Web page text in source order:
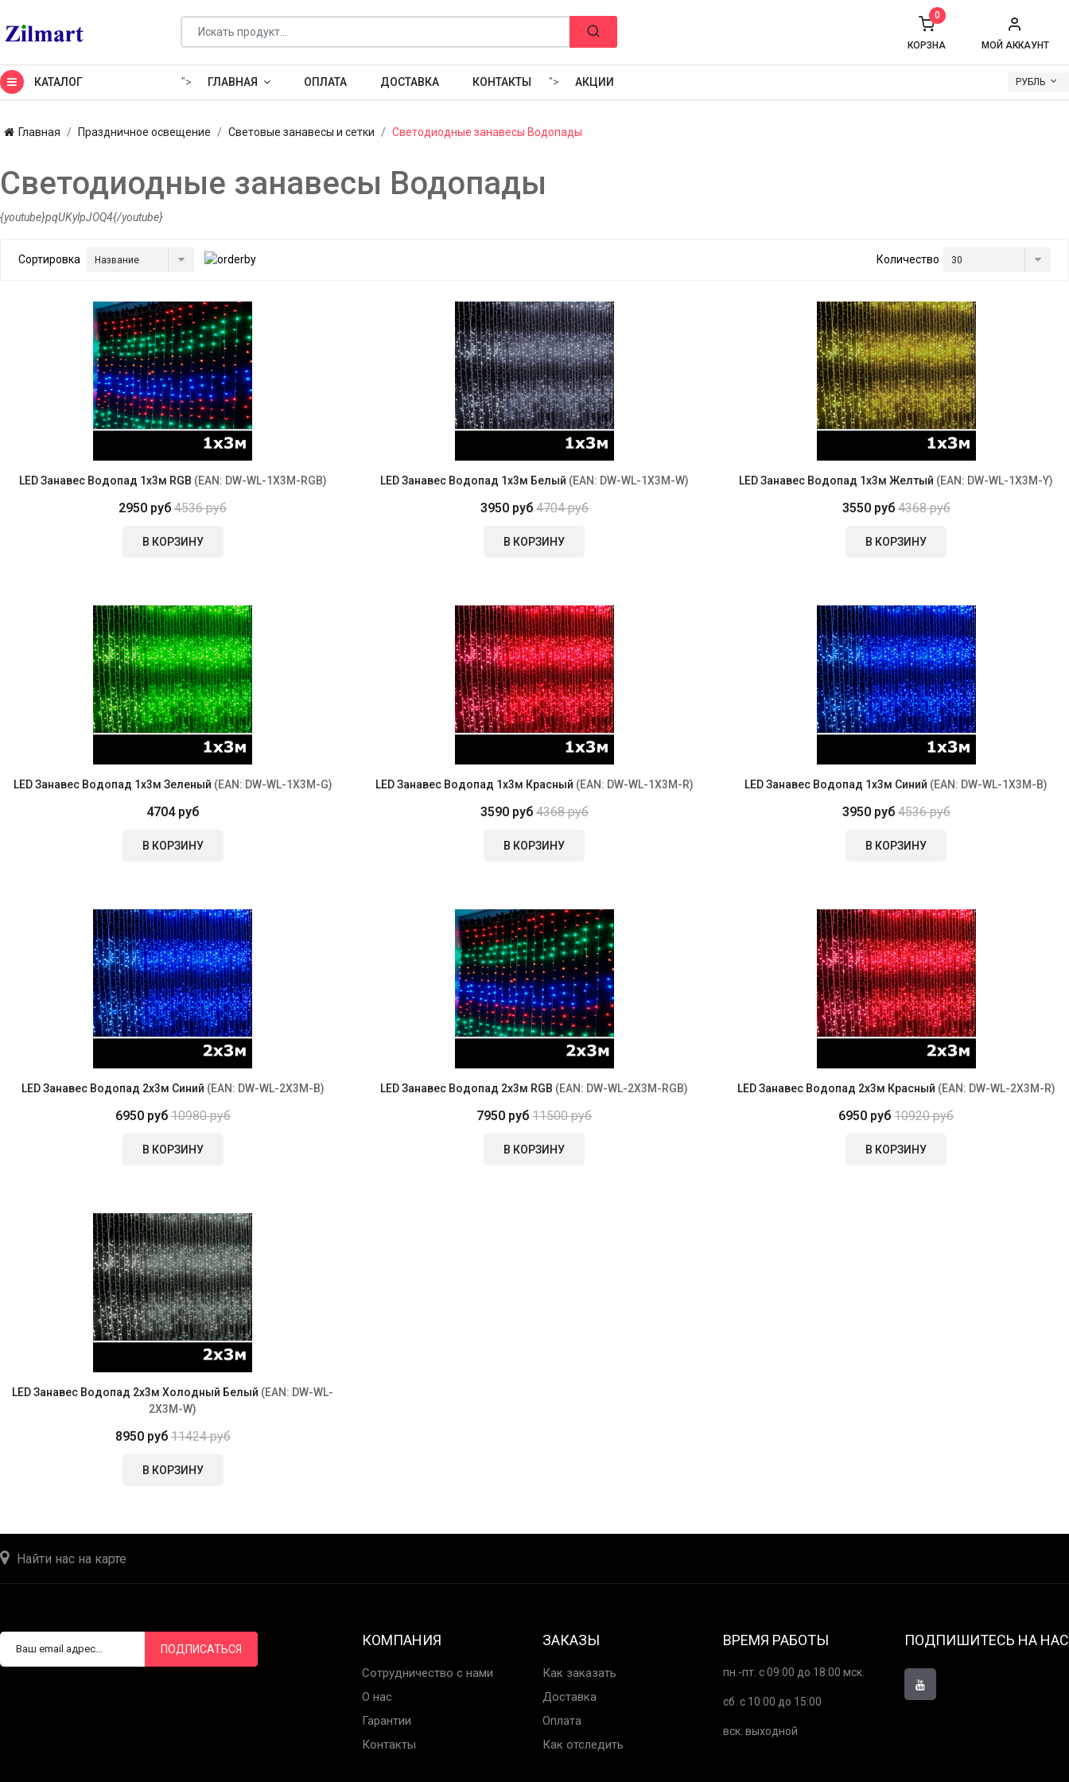
МОЙ АККАУНТ
КОРЗНА
0
КАТАЛОГ "> ГЛАВНАЯ ОПЛАТА ДОСТАВКА КОНТАКТЫ "> АКЦИИ РУБЛЬ
Главная Праздничное освещение Световые занавесы и сетки Светодиодные занавесы Водопады
Светодиодные занавесы Водопады
{youtube}pqUKylpJOQ4{/youtube}
Сортировка Количество
LED Занавес Водопад 1x3м RGB (EAN: DW-WL-1X3M-RGB)
2950 руб 4536 руб
В КОРЗИНУ
LED Занавес Водопад 1x3м Белый (EAN: DW-WL-1X3M-W)
3950 руб 4704 руб
В КОРЗИНУ
LED Занавес Водопад 1x3м Желтый (EAN: DW-WL-1X3M-Y)
3550 руб4368 руб
В КОРЗИНУ
LED Занавес Водопад 1x3м Зеленый (EAN: DW-WL-1X3M-G)
4704 руб
В КОРЗИНУ
LED Занавес Водопад 1x3м Красный (EAN: DW-WL-1X3M-R)
3590 руб 4368 руб
В КОРЗИНУ
LED Занавес Водопад 1x3м Синий (EAN: DW-WL-1X3M-B)
3950 руб4536 руб
В КОРЗИНУ
LED Занавес Водопад 2x3м Синий (EAN: DW-WL-2X3M-B)
6950 руб 10980 руб
В КОРЗИНУ
LED Занавес Водопад 2x3м RGB (EAN: DW-WL-2X3M-RGB)
7950 руб 11500 руб
В КОРЗИНУ
LED Занавес Водопад 2x3м Красный (EAN: DW-WL-2X3M-R)
6950 руб 10920 руб
В КОРЗИНУ
LED Занавес Водопад 2x3м Холодный Белый (EAN: DW-WL-
2X3M-W)
8950 руб 11424 руб
В КОРЗИНУ
Найти нас на карте
ПОДПИСАТЬСЯ
КОМПАНИЯ
Сотрудничество с нами
О нас
Гарантии
Контакты
ЗАКАЗЫ
Как заказать
Доставка
Оплата
Как отследить
ВРЕМЯ РАБОТЫ
пн.-пт. с 09:00 до 18:00 мск.
сб. с 10:00 до 15:00
вск. выходной
ПОДПИШИТЕСЬ НА НАС